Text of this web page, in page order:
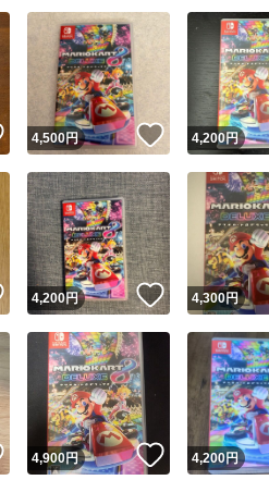
取引実績◯+ このユーザ
他フリマ実績◯+ このユーザ
スピード&安心発送
※このバッジは実績に基づく表示であり、発
スピード＆安心発送
このユーザ
ます
スピード発送 このユーザ
安心発送 このユーザ
コピーは1商品につき1回です
いいね！
4,500円 いいね！
4,200円
いいね！
4,200円 いいね！
4,300円
いいね！
4,900円 いいね！
4,200円